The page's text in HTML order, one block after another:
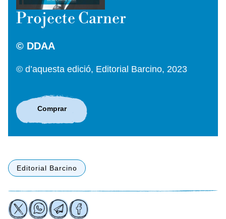
Projecte Carner
© DDAA
© d’aquesta edició, Editorial Barcino, 2023
Comprar
Editorial Barcino